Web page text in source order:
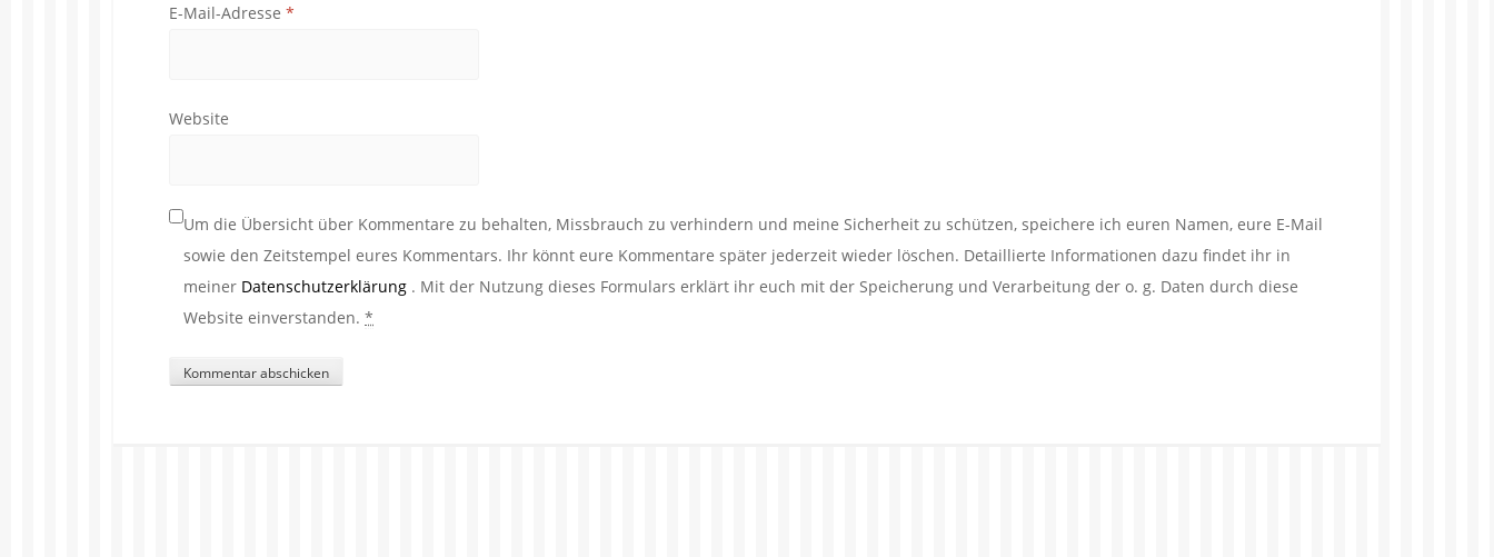
E-Mail-Adresse *
Website
Um die Übersicht über Kommentare zu behalten, Missbrauch zu verhindern und meine Sicherheit zu schützen, speichere ich euren Namen, eure E-Mail
sowie den Zeitstempel eures Kommentars. Ihr könnt eure Kommentare später jederzeit wieder löschen. Detaillierte Informationen dazu findet ihr in
meiner Datenschutzerklärung . Mit der Nutzung dieses Formulars erklärt ihr euch mit der Speicherung und Verarbeitung der o. g. Daten durch diese
Website einverstanden. *